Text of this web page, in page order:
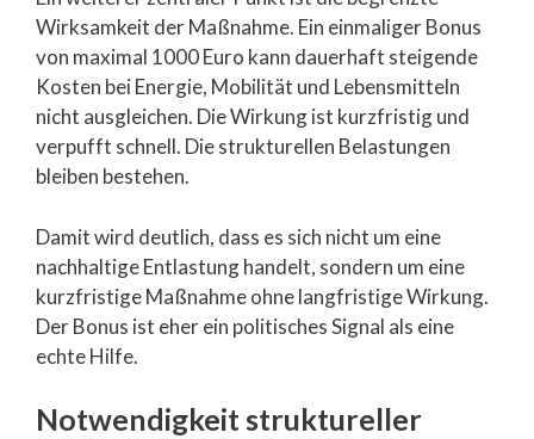
Wirksamkeit der Maßnahme. Ein einmaliger Bonus
von maximal 1000 Euro kann dauerhaft steigende
Kosten bei Energie, Mobilität und Lebensmitteln
nicht ausgleichen. Die Wirkung ist kurzfristig und
verpufft schnell. Die strukturellen Belastungen
bleiben bestehen.
Damit wird deutlich, dass es sich nicht um eine
nachhaltige Entlastung handelt, sondern um eine
kurzfristige Maßnahme ohne langfristige Wirkung.
Der Bonus ist eher ein politisches Signal als eine
echte Hilfe.
Notwendigkeit struktureller